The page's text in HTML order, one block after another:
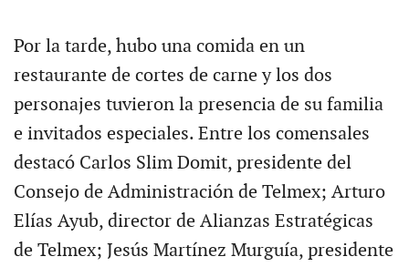
Por la tarde, hubo una comida en un
restaurante de cortes de carne y los dos
personajes tuvieron la presencia de su familia
e invitados especiales. Entre los comensales
destacó Carlos Slim Domit, presidente del
Consejo de Administración de Telmex; Arturo
Elías Ayub, director de Alianzas Estratégicas
de Telmex; Jesús Martínez Murguía, presidente